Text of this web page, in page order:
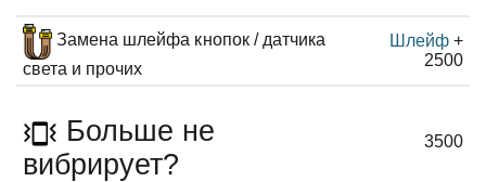
Замена шлейфа кнопок / датчика
света и прочих
Шлейф+
2500
Больше не
вибрирует?
3500